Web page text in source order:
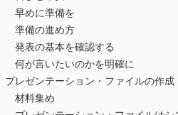
早めに準備を
準備の進め方
発表の基本を確認する
何が言いたいのかを明確に
プレゼンテーション・ファイルの作成
材料集め